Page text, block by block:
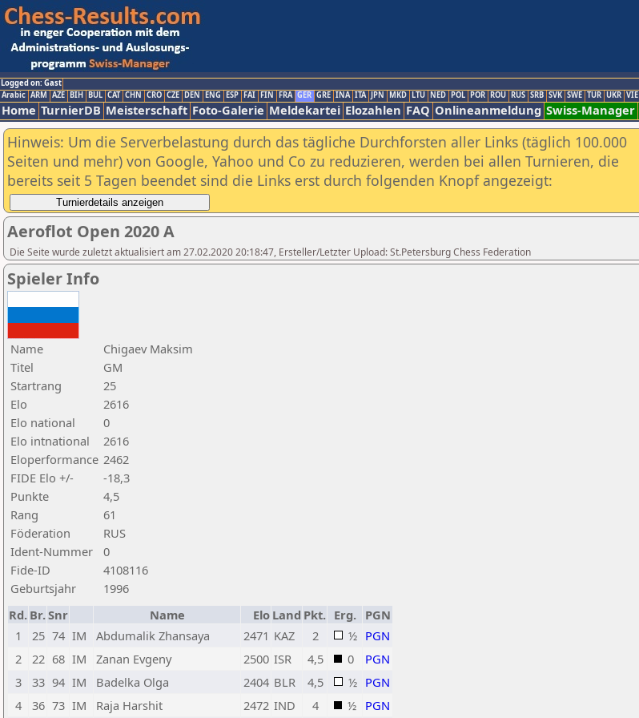
Logged on: Gast
Arabic ARM AZE BIH BUL CAT CHN CRO CZE DEN ENG ESP FAI FIN FRA GER GRE INA ITA JPN MKD LTU NED POL POR ROU RUS SRB SVK SWE TUR UKR VIE
Home TurnierDB Meisterschaft Foto-Galerie Meldekartei Elozahlen FAQ Onlineanmeldung Swiss-Manager
Hinweis: Um die Serverbelastung durch das tägliche Durchforsten aller Links (täglich 100.000
Seiten und mehr) von Google, Yahoo und Co zu reduzieren, werden bei allen Turnieren, die
bereits seit 5 Tagen beendet sind die Links erst durch folgenden Knopf angezeigt:
Aeroflot Open 2020 A
Die Seite wurde zuletzt aktualisiert am 27.02.2020 20:18:47, Ersteller/Letzter Upload: St.Petersburg Chess Federation
Spieler Info
Name
Chigaev Maksim
Titel
GM
Startrang
25
Elo
2616
Elo national
0
Elo intnational
2616
Eloperformance 2462
FIDE Elo +/-
-18,3
Punkte
4,5
Rang
61
Föderation
RUS
Ident-Nummer
0
Fide-ID
4108116
Geburtsjahr
1996
Rd. Br.Snr Name Elo Land Pkt. Erg.
PGN
1
25 74 IM Abdumalik Zhansaya 2471 KAZ 2 ½ PGN
2
22 68 IM Zanan Evgeny 2500 ISR 4,5 0
PGN
3
33 94 IM Badelka Olga 2404 BLR 4,5 ½ PGN
4
36 73 IM Raja Harshit 2472 IND 4 ½ PGN